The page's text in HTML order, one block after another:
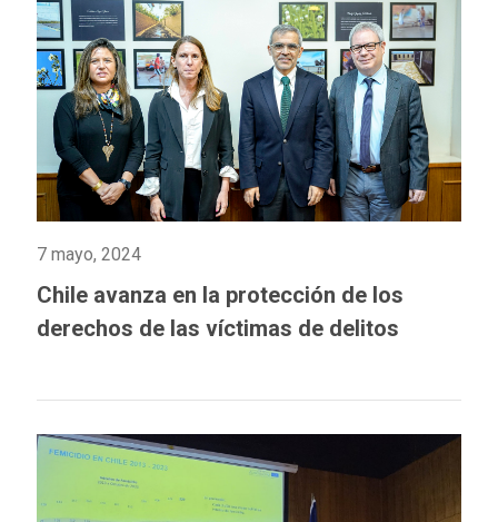
7 mayo, 2024
Chile avanza en la protección de los
derechos de las víctimas de delitos